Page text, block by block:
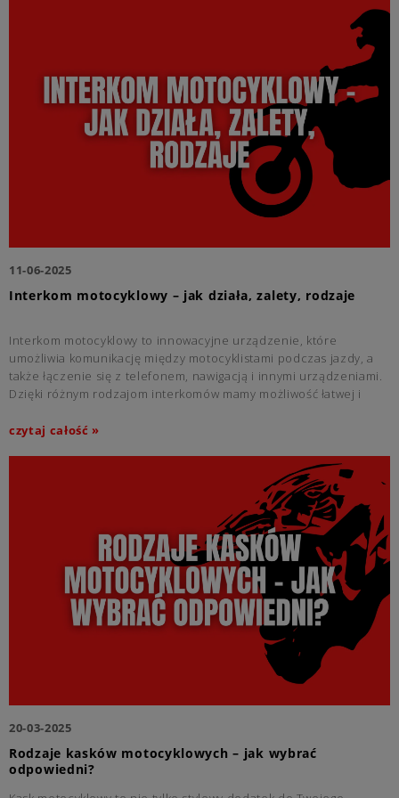
Interkom motocyklowy – jak działa, zalety, rodzaje
11-06-2025
Interkom motocyklowy to innowacyjne urządzenie, które
umożliwia komunikację między motocyklistami podczas jazdy, a
także łączenie się z telefonem, nawigacją i innymi urządzeniami.
Dzięki różnym rodzajom interkomów mamy możliwość łatwej i
podróży.
czytaj całość »
Rodzaje kasków motocyklowych – jak wybrać
odpowiedni?
20-03-2025